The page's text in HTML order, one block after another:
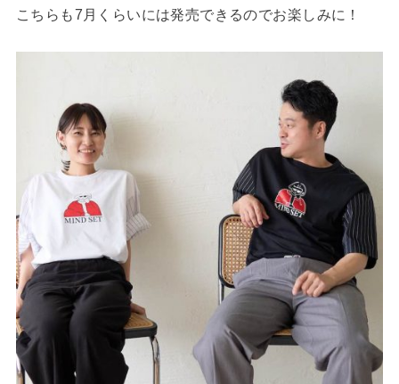
こちらも7月くらいには発売できるのでお楽しみに！